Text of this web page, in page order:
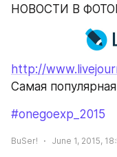
НОВОСТИ В
http://
Самая
#onegoexp_2015
BuSer! June 1, 2015,